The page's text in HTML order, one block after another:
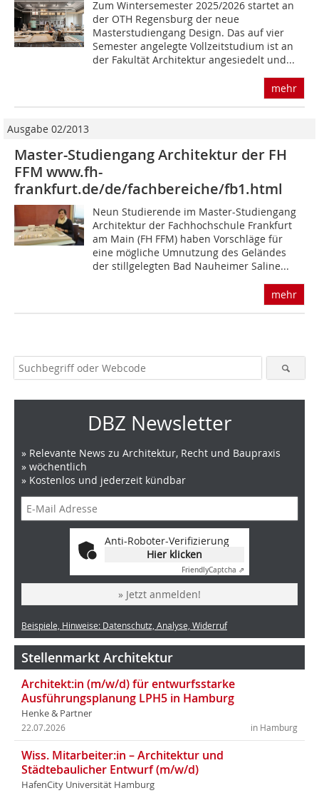
Zum Wintersemester 2025/2026 startet an
der OTH Regensburg der neue
Masterstudiengang Design. Das auf vier
Semester angelegte Vollzeitstudium ist an
der Fakultät Architektur angesiedelt und...
mehr
Ausgabe 02/2013
Master-Studiengang Architektur der FH
FFM www.fh-
frankfurt.de/de/fachbereiche/fb1.html
Neun Studierende im Master-Studiengang
Architektur der Fachhochschule Frankfurt
am Main (FH FFM) haben Vorschläge für
eine mögliche Umnutzung des Geländes
der stillgelegten Bad Nauheimer Saline...
mehr
DBZ Newsletter
» Relevante News zu Architektur, Recht und Baupraxis
» wöchentlich
» Kostenlos und jederzeit kündbar
Anti-Roboter-Verifizierung
Hier klicken
FriendlyCaptcha ⇗
» Jetzt anmelden!
Beispiele, Hinweise: Datenschutz, Analyse, Widerruf
Stellenmarkt Architektur
Architekt:in (m/w/d) für entwurfsstarke
Ausführungsplanung LPH5 in Hamburg
Henke & Partner
in Hamburg
22.07.2026
Wiss. Mitarbeiter:in – Architektur und
Städtebaulicher Entwurf (m/w/d)
HafenCity Universität Hamburg